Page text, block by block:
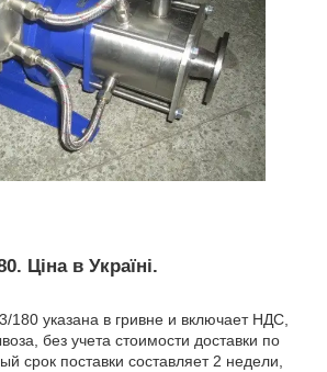
Ціна в Україні.
указана в гривне и включает НДС,
без учета стоимости доставки по
срок поставки составляет 2 недели,